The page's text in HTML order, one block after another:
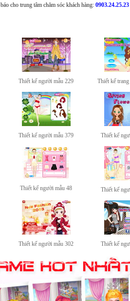
cho trung tâm chăm sóc khách hàng:0903.24.25.23
Thiết kế người mẫu 229 Thiết kế
Thiết kế người mẫu 379 Thiết kế
Thiết kế người mẫu 48 Thiết kế
Thiết kế người mẫu 302 Thiết kế